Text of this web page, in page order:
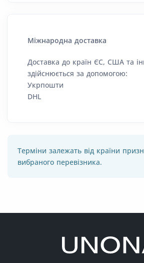
Міжнародна доставка
Доставка до країн ЄС, США та
здійснюється за допомогою:
Укрпошти
DHL
Терміни залежать від країни
вибраного перевізника.